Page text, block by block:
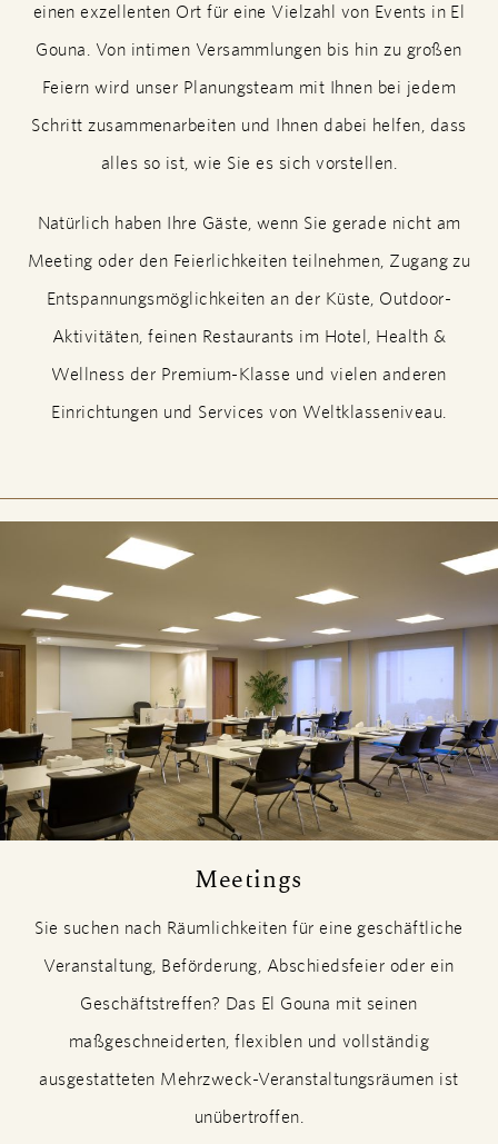
einen exzellenten Ort für eine Vielzahl von Events in El
Gouna. Von intimen Versammlungen bis hin zu großen
Feiern wird unser Planungsteam mit Ihnen bei jedem
Schritt zusammenarbeiten und Ihnen dabei helfen, dass
alles so ist, wie Sie es sich vorstellen.
Natürlich haben Ihre Gäste, wenn Sie gerade nicht am
Meeting oder den Feierlichkeiten teilnehmen, Zugang zu
Entspannungsmöglichkeiten an der Küste, Outdoor-
Aktivitäten, feinen Restaurants im Hotel, Health &
Wellness der Premium-Klasse und vielen anderen
Einrichtungen und Services von Weltklasseniveau.
Meetings
Sie suchen nach Räumlichkeiten für eine geschäftliche
Veranstaltung, Beförderung, Abschiedsfeier oder ein
Geschäftstreffen? Das El Gouna mit seinen
maßgeschneiderten, flexiblen und vollständig
ausgestatteten Mehrzweck-Veranstaltungsräumen ist
unübertroffen.